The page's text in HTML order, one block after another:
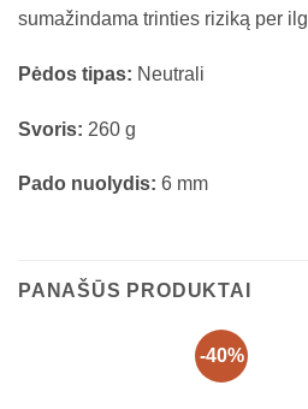
sumažindama trinties riziką per
Pėdos tipas: Neutrali
Svoris: 260 g
Pado nuolydis: 6 mm
PANAŠŪS PRODUKTAI
-40%